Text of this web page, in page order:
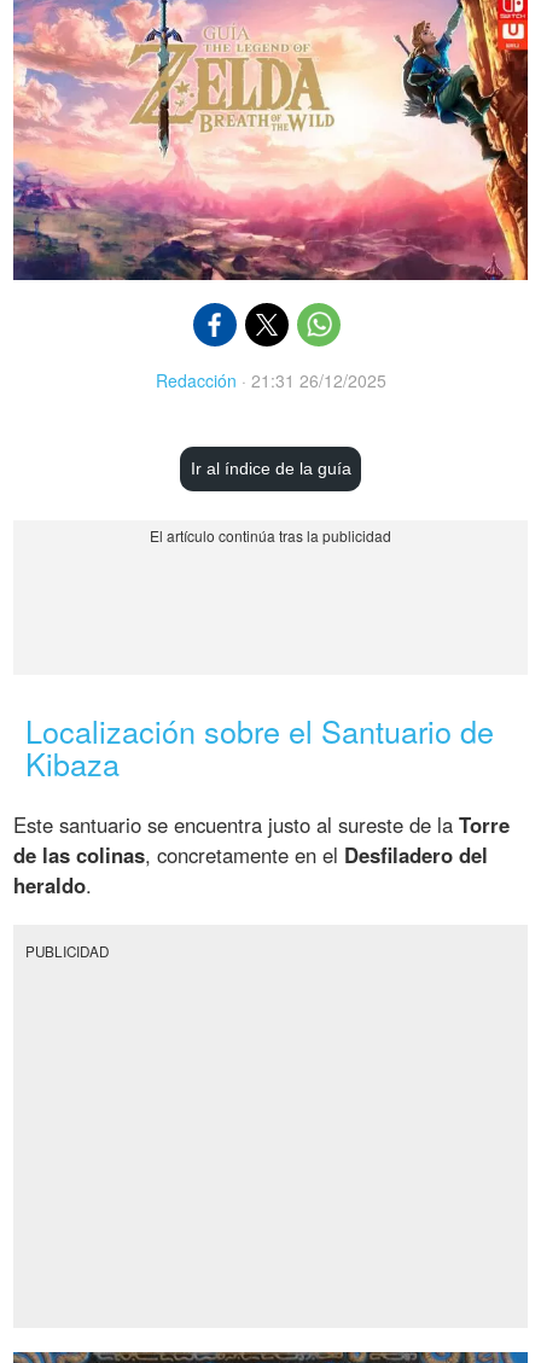
Redacción · 21:31 26/12/2025
Ir al índice de la guía
Localización sobre el Santuario de
Kibaza
Este santuario se encuentra justo al sureste de laTorre
de las colinas, concretamente en el Desfiladero del
heraldo.
PUBLICIDAD